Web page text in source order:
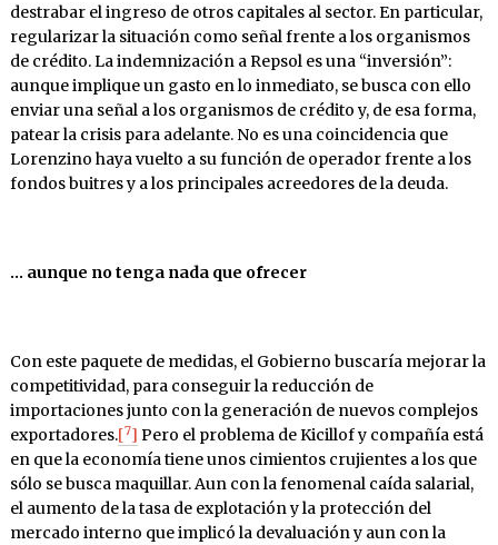
destrabar el ingreso de otros capitales al sector. En particular,
regularizar la situación como señal frente a los organismos
de crédito. La indemnización a Repsol es una “inversión”:
aunque implique un gasto en lo inmediato, se busca con ello
enviar una señal a los organismos de crédito y, de esa forma,
patear la crisis para adelante. No es una coincidencia que
Lorenzino haya vuelto a su función de operador frente a los
fondos buitres y a los principales acreedores de la deuda.
… aunque no tenga nada que ofrecer
Con este paquete de medidas, el Gobierno buscaría mejorar la
competitividad, para conseguir la reducción de
importaciones junto con la generación de nuevos complejos
exportadores.[7] Pero el problema de Kicillof y compañía está
en que la economía tiene unos cimientos crujientes a los que
sólo se busca maquillar. Aun con la fenomenal caída salarial,
el aumento de la tasa de explotación y la protección del
mercado interno que implicó la devaluación y aun con la